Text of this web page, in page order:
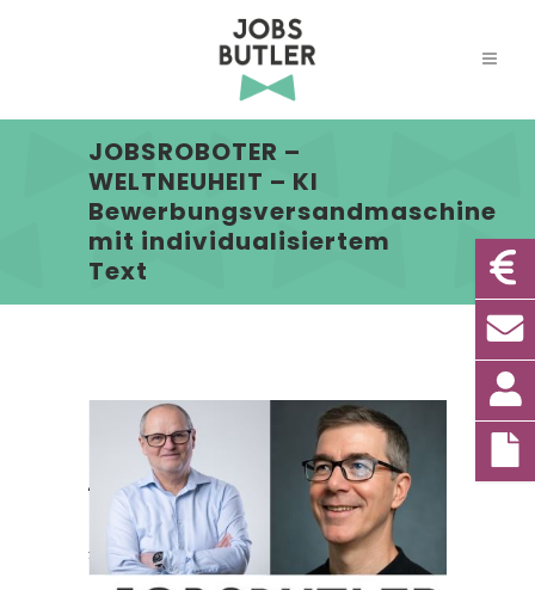
JOBSROBOTER –
WELTNEUHEIT – KI
Bewerbungsversandmaschine
mit individualisiertem
Text